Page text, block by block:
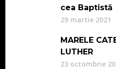
cea Baptistă
29 martie 2021
MARELE
LUTHER
23 octombrie